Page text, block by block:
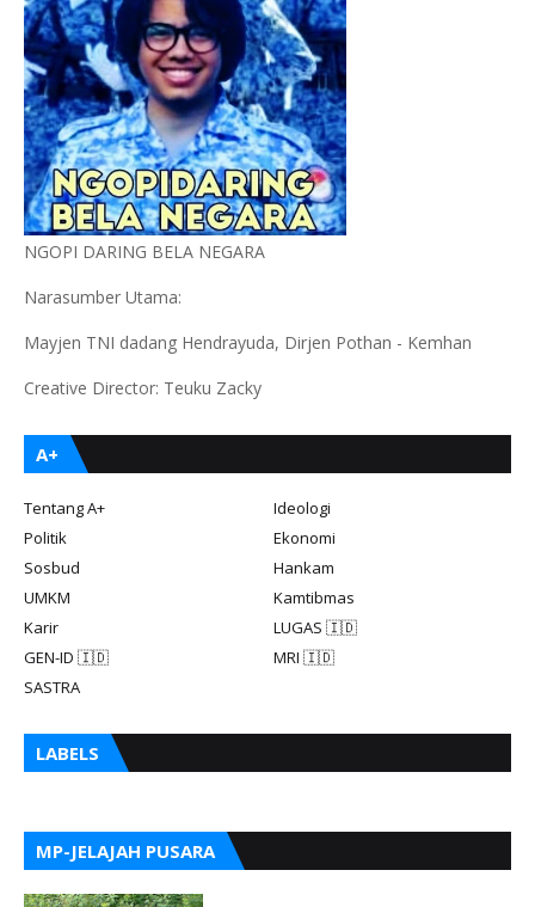
NGOPI DARING BELA NEGARA
Narasumber Utama:
Mayjen TNI dadang Hendrayuda, Dirjen Pothan - Kemhan
Creative Director: Teuku Zacky
A+
Tentang A+
Ideologi
Politik
Ekonomi
Sosbud
Hankam
UMKM
Kamtibmas
Karir
LUGAS 🇮🇩
GEN-ID 🇮🇩
MRI 🇮🇩
SASTRA
LABELS
MP-JELAJAH PUSARA